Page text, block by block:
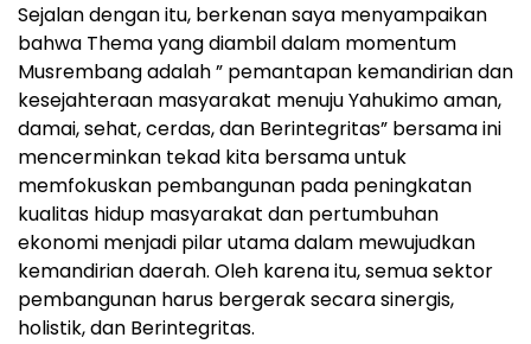
Sejalan dengan itu, berkenan saya menyampaikan
bahwa Thema yang diambil dalam momentum
Musrembang adalah ” pemantapan kemandirian dan
kesejahteraan masyarakat menuju Yahukimo aman,
damai, sehat, cerdas, dan Berintegritas” bersama ini
mencerminkan tekad kita bersama untuk
memfokuskan pembangunan pada peningkatan
kualitas hidup masyarakat dan pertumbuhan
ekonomi menjadi pilar utama dalam mewujudkan
kemandirian daerah. Oleh karena itu, semua sektor
pembangunan harus bergerak secara sinergis,
holistik, dan Berintegritas.